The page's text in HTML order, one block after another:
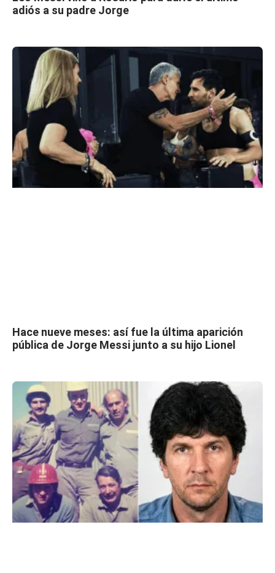
adiós a su padre Jorge
Hace nueve meses: así fue la última aparición
pública de Jorge Messi junto a su hijo Lionel